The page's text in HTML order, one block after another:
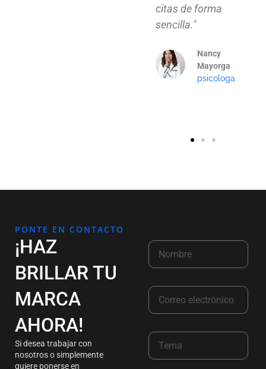
citas de forma
sencilla."
Nancy
Mayorga
psicologa
PONTE EN CONTACTO
¡HAZ
BRILLAR TU
MARCA
AHORA!
Si desea trabajar con
nosotros o simplemente
quiere ponerse en